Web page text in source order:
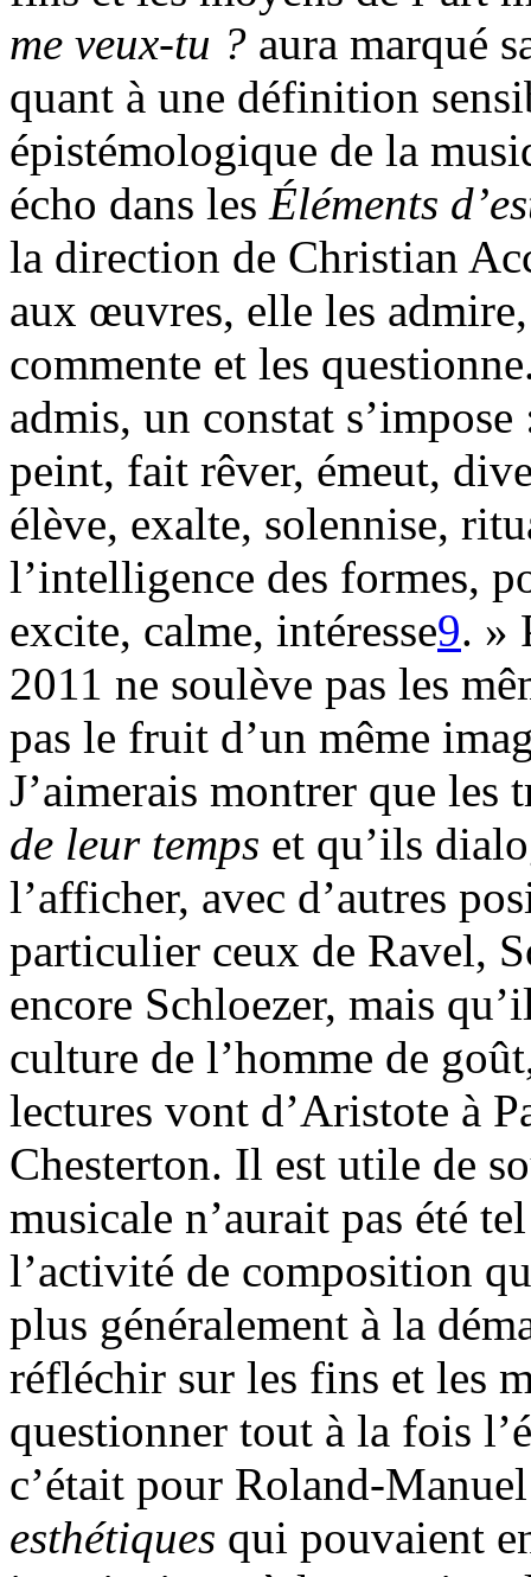
me veux-tu ? aura marqué
quant à une définition
épistémologique de la
écho dans les Éléments
la direction de Christian
aux œuvres, elle les
commente et les
admis, un constat
peint, fait rêver, émeut,
élève, exalte, solennise,
l’intelligence des formes,
excite, calme, intéresse9. »
2011 ne soulève pas les
pas le fruit d’un même
J’aimerais montrer que
de leur temps et qu’ils
l’afficher, avec d’autres
particulier ceux de Ravel,
encore Schloezer, mais
culture de l’homme de
lectures vont d’Aristote à
Chesterton. Il est utile de
musicale n’aurait pas été
l’activité de composition
plus généralement à la
réfléchir sur les fins et les
questionner tout à la fois
c’était pour Roland-
esthétiques qui pouvaient